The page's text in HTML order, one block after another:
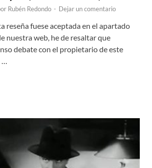
Rubén Redondo - Dejar un comentario
reseña fuese aceptada en el apartado
nuestra web, he de resaltar que
debate con el propietario de este
…